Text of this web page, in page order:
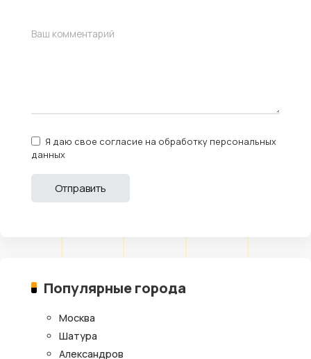
Я даю свое согласие на обработку персональных
данных
Популярные города
Москва
Шатура
Александров